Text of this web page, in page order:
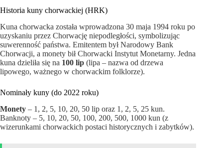
Historia kuny chorwackiej (HRK)
Kuna chorwacka została wprowadzona 30 maja 1994 roku po
uzyskaniu przez Chorwację niepodległości, symbolizując
suwerenność państwa. Emitentem był Narodowy Bank
Chorwacji, a monety bił Chorwacki Instytut Monetarny. Jedna
kuna dzieliła się na 100 lip (lipa – nazwa od drzewa
lipowego, ważnego w chorwackim folklorze).
Nominały kuny (do 2022 roku)
Monety – 1, 2, 5, 10, 20, 50 lip oraz 1, 2, 5, 25 kun.
Banknoty – 5, 10, 20, 50, 100, 200, 500, 1000 kun (z
wizerunkami chorwackich postaci historycznych i zabytków).